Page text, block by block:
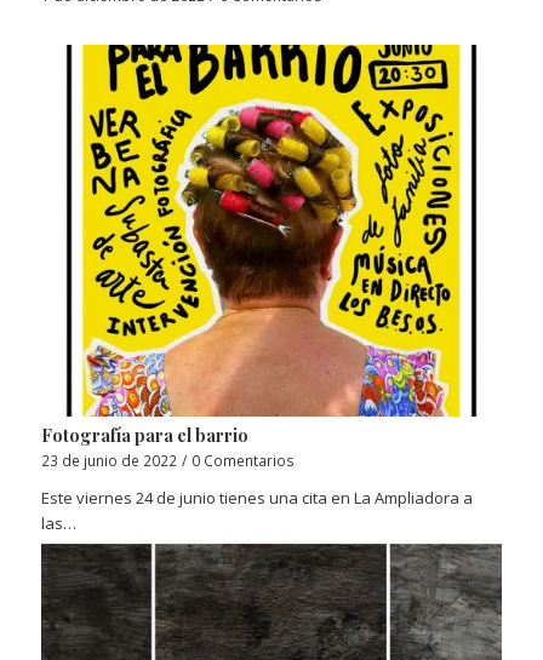
Fotografía para el barrio
23 de junio de 2022 / 0 Comentarios
Este viernes 24 de junio tienes una cita en La Ampliadora a
las…